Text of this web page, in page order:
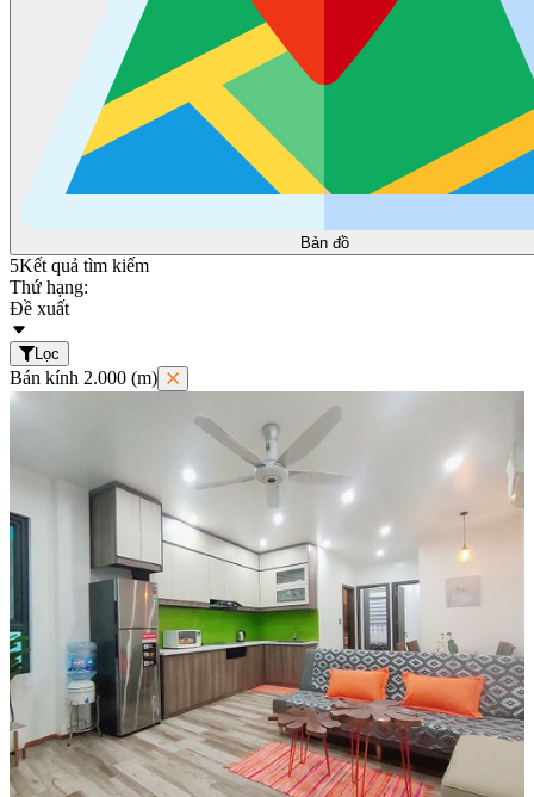
Bản đồ
5Kết quả tìm kiếm
Thứ hạng:
Đề xuất
Lọc
Bán kính 2.000 (m)